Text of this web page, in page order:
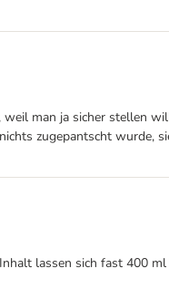
man ja sicher stellen
zugepantscht wurde,
lassen sich fast 400